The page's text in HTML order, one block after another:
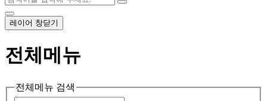
레이어 창닫기
전체메뉴
전체메뉴 검색